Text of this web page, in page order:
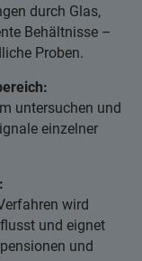
durch Glas,
Behältnisse –
Proben.
untersuchen und
einzelner
wird
und eignet
und